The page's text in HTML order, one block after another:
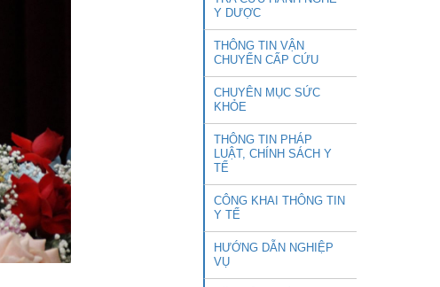
Y DƯỢC
THÔNG TIN VẬN
CHUYỂN CẤP CỨU
CHUYÊN MỤC SỨC
KHỎE
THÔNG TIN PHÁP
LUẬT, CHÍNH SÁCH Y
TẾ
CÔNG KHAI THÔNG TIN
Y TẾ
HƯỚNG DẪN NGHIỆP
VỤ